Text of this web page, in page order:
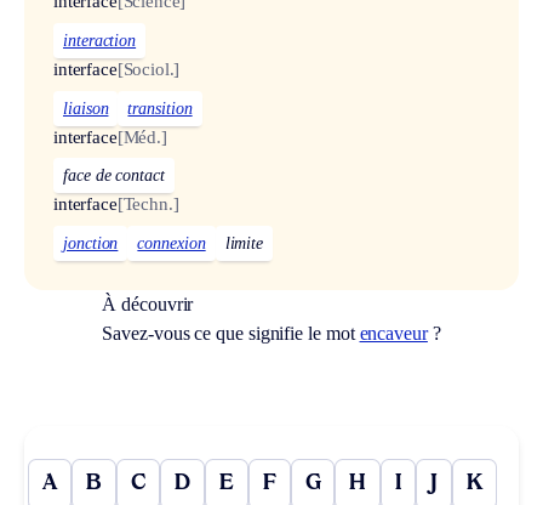
interaction
interface[Sociol.]
liaison transition
interface[Méd.]
face de contact
interface[Techn.]
jonction connexion limite
À découvrir
Savez-vous ce que signifie le mot encaveur?
A B C D E F G H I J K